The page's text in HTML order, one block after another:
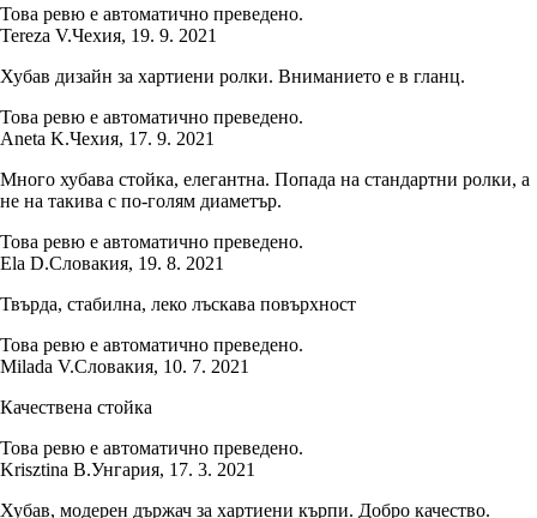
Това ревю е автоматично преведено.
Tereza V.Чехия, 19. 9. 2021
Хубав дизайн за хартиени ролки. Вниманието е в гланц.
Това ревю е автоматично преведено.
Aneta K.Чехия, 17. 9. 2021
Много хубава стойка, елегантна. Попада на стандартни ролки, а
не на такива с по-голям диаметър.
Това ревю е автоматично преведено.
Ela D.Словакия, 19. 8. 2021
Твърда, стабилна, леко лъскава повърхност
Това ревю е автоматично преведено.
Milada V.Словакия, 10. 7. 2021
Качествена стойка
Това ревю е автоматично преведено.
Krisztina B.Унгария, 17. 3. 2021
Хубав, модерен държач за хартиени кърпи. Добро качество.